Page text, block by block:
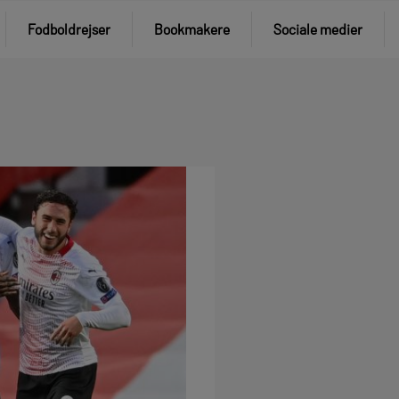
Fodboldrejser Bookmakere Sociale medier